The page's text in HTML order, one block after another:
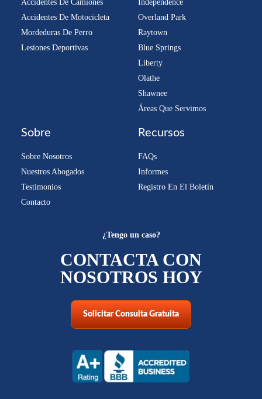
Accidentes De Camiones
Accidentes De Motocicleta
Mordeduras De Perro
Lesiones Deportivas
Independence
Overland Park
Raytown
Blue Springs
Liberty
Olathe
Shawnee
Áreas Que Servimos
Sobre
Sobre Nosotros
Nuestros Abogados
Testimonios
Contacto
Recursos
FAQs
Informes
Registro En El Boletín
¿Tengo un caso?
CONTACTA CON
NOSOTROS HOY
Solicitar Consulta Gratuita